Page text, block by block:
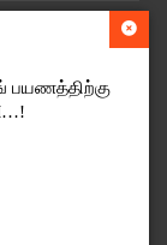
பயணத்திற்கு